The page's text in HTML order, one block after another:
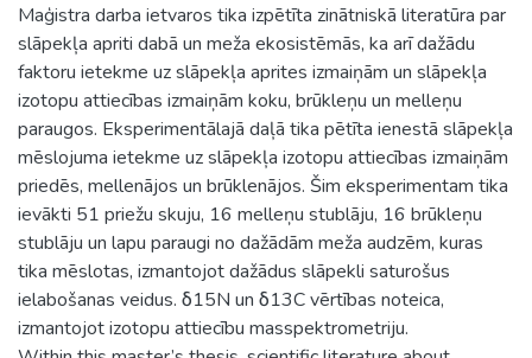
Maģistra darba ietvaros tika izpētīta zinātniskā literatūra par
slāpekļa apriti dabā un meža ekosistēmās, ka arī dažādu
faktoru ietekme uz slāpekļa aprites izmaiņām un slāpekļa
izotopu attiecības izmaiņām koku, brūkleņu un melleņu
paraugos. Eksperimentālajā daļā tika pētīta ienestā slāpekļa
mēslojuma ietekme uz slāpekļa izotopu attiecības izmaiņām
priedēs, mellenājos un brūklenājos. Šim eksperimentam tika
ievākti 51 priežu skuju, 16 melleņu stublāju, 16 brūkleņu
stublāju un lapu paraugi no dažādām meža audzēm, kuras
tika mēslotas, izmantojot dažādus slāpekli saturošus
ielabošanas veidus. δ15N un δ13C vērtības noteica,
izmantojot izotopu attiecību masspektrometriju.